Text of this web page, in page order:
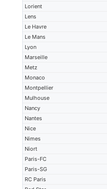
Lorient
Lens
Le Havre
Le Mans
Lyon
Marseille
Metz
Monaco
Montpellier
Mulhouse
Nancy
Nantes
Nice
Nimes
Niort
Paris-FC
Paris-SG
RC Paris